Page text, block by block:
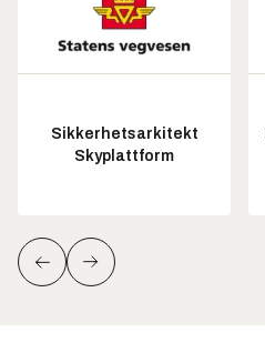
Sikkerhetsarkitekt
Skyplattform